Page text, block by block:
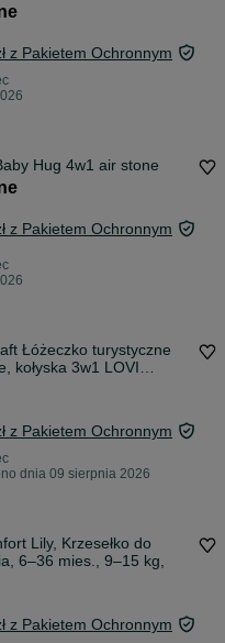
z Pakietem Ochronnym
Hug 4w1 air stone
z Pakietem Ochronnym
Łóżeczko turystyczne
kołyska 3w1 LOVI
z Pakietem Ochronnym
dnia 09 sierpnia 2026
Lily, Krzesełko do
6–36 mies., 9–15 kg,
z Pakietem Ochronnym